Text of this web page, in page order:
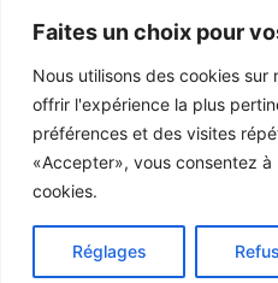
Faites un choix pour
Nous utilisons des cookies sur
offrir l'expérience la plus
préférences et des visites
«Accepter», vous consentez à
cookies.
Réglages
Contactez Nos